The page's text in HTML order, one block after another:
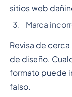
sitios web
Marca
Revisa de
de diseño.
formato puede
falso.